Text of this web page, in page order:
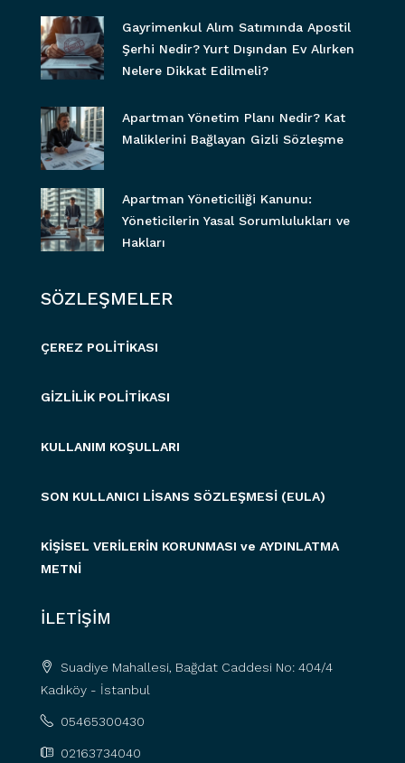
Gayrimenkul Alım Satımında Apostil
Şerhi Nedir? Yurt Dışından Ev Alırken
Nelere Dikkat Edilmeli?
Apartman Yönetim Planı Nedir? Kat
Maliklerini Bağlayan Gizli Sözleşme
Apartman Yöneticiliği Kanunu:
Yöneticilerin Yasal Sorumlulukları ve
Hakları
SÖZLEŞMELER
ÇEREZ POLİTİKASI
GİZLİLİK POLİTİKASI
KULLANIM KOŞULLARI
SON KULLANICI LİSANS SÖZLEŞMESİ (EULA)
KİŞİSEL VERİLERİN KORUNMASI ve AYDINLATMA
METNİ
İLETİŞİM
Suadiye Mahallesi, Bağdat Caddesi No: 404/4
Kadıköy - İstanbul
05465300430
02163734040